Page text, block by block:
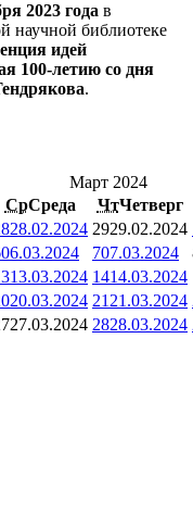
2023 года в
научной библиотеке
идей
100-летию со дня
.
Март 2024
СрСреда ЧтЧетверг
28.02.2024 2929.02.2024
06.03.2024 707.03.2024
13.03.2024 1414.03.2024
20.03.2024 21 21.03.2024
27.03.2024 2828.03.2024